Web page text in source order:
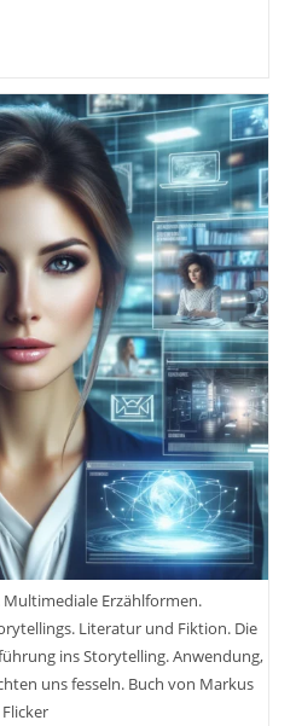
Erzählformen.
Literatur und Fiktion. Die
ins Storytelling. Anwendung,
uns fesseln. Buch von Markus
Flicker